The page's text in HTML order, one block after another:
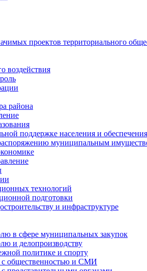
проектов территориального
воздействия
района
поддержке населения и
муниципальным
технологий
подготовки
и инфраструктуре
в сфере муниципальных закупок
и делопроизводству
политике и спорту
с общественностью и СМИ